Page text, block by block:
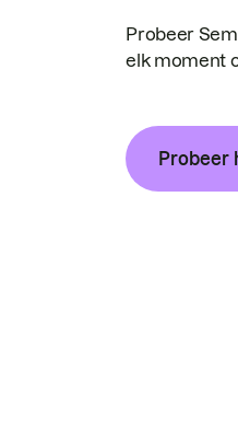
Probeer
elk moment
Probeer